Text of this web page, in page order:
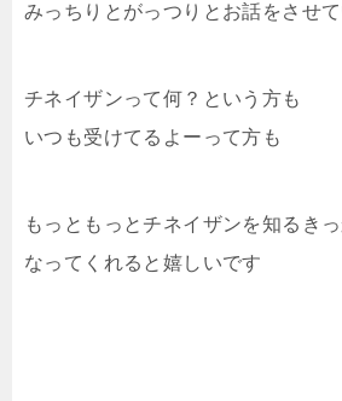
みっちりとがっつりとお話をさせ
チネイザンって何？という方も
いつも受けてるよーって方も
もっともっとチネイザンを知るき
なってくれると嬉しいです